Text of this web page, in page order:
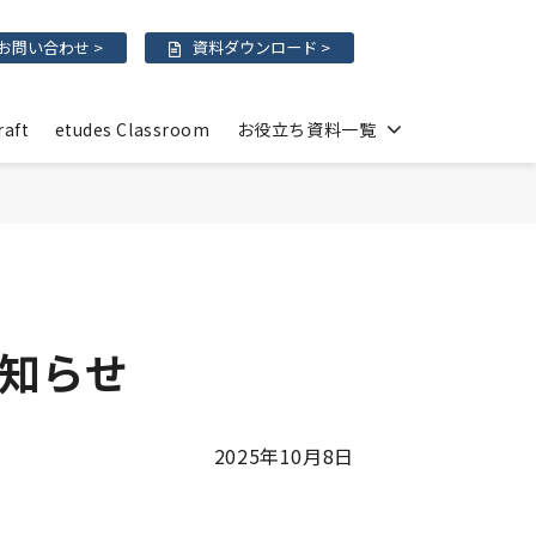
問い合わせ > 資料ダウンロード >
etudes Classroom お役立ち資料一覧
らせ
2025年10月8日